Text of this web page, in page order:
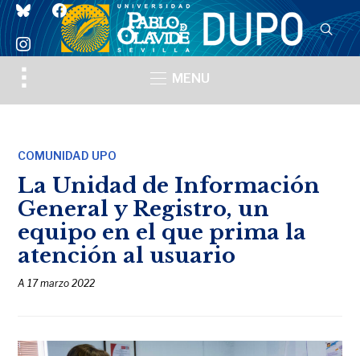
blueskyfacebook
instagram
Toggle
sidebar
MENU
COMUNIDAD UPO
La Unidad de Información
General y Registro, un
equipo en el que prima la
atención al usuario
A17 marzo 2022